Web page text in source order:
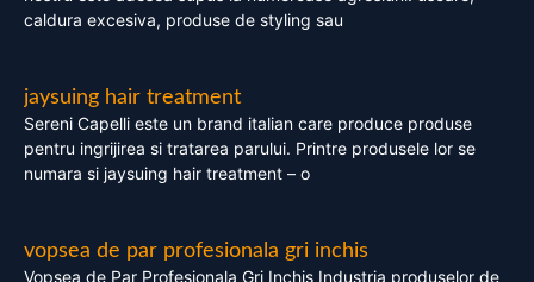
caldura excesiva, produse de styling sau
jaysuing hair treatment
Sereni Capelli este un brand italian care produce produse
pentru ingrijirea si tratarea parului. Printre produsele lor se
numara si jaysuing hair treatment – o
vopsea de par profesionala gri inchis
Vopsea de Par Profesionala Gri Inchis Industria produselor de